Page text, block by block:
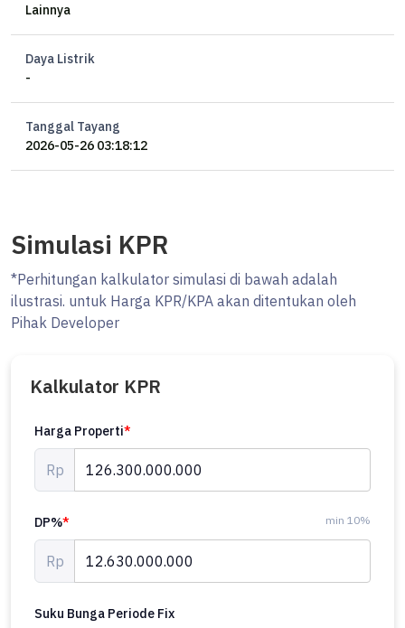
Lainnya
Daya Listrik
-
Tanggal Tayang
2026-05-26 03:18:12
Simulasi KPR
*Perhitungan kalkulator simulasi di bawah adalah
ilustrasi. untuk Harga KPR/KPA akan ditentukan oleh
Pihak Developer
Kalkulator KPR
Harga Properti*
Rp
DP%* min 10%
Rp
Suku Bunga Periode Fix